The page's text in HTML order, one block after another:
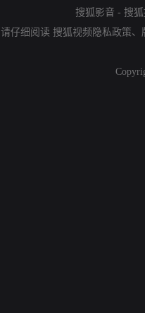
搜狐影音 - 搜
请仔细阅读 搜狐视频隐私政策、